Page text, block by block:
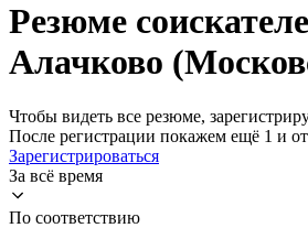
Резюме
Алачково
Чтобы видеть все резюме,
После регистрации покажем ещё 1 и
Зарегистрироваться
За всё время
По соответствию